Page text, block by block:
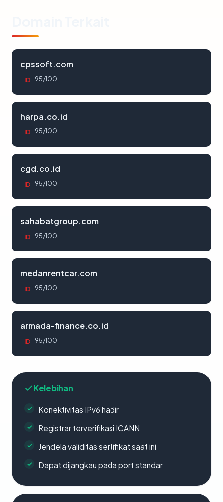
cpssoft.com
ID 95/100
harpa.co.id
ID 95/100
cgd.co.id
ID 95/100
sahabatgroup.com
ID 95/100
medanrentcar.com
ID 95/100
armada-finance.co.id
ID 95/100
Kelebihan
Konektivitas IPv6 hadir
Registrar terverifikasi ICANN
Jendela validitas sertifikat saat ini
Dapat dijangkau pada port standar